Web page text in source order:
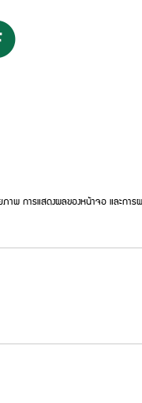
ภาพ การแสดงผลของหน้าจอ และก